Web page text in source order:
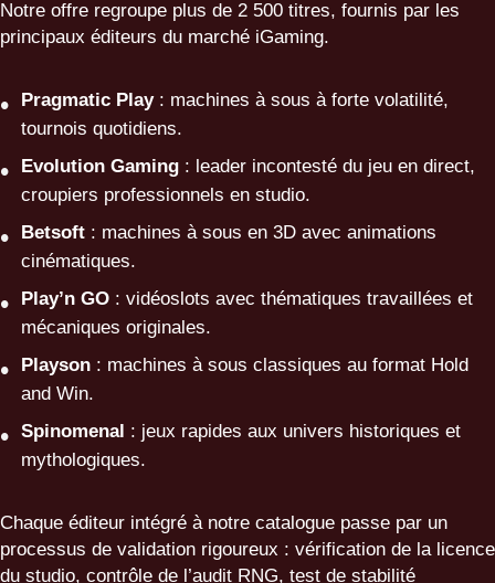
Notre offre regroupe plus de 2 500 titres, fournis par les
principaux éditeurs du marché iGaming.
Pragmatic Play : machines à sous à forte volatilité,
tournois quotidiens.
Evolution Gaming : leader incontesté du jeu en direct,
croupiers professionnels en studio.
Betsoft : machines à sous en 3D avec animations
cinématiques.
Play’n GO : vidéoslots avec thématiques travaillées et
mécaniques originales.
Playson : machines à sous classiques au format Hold
and Win.
Spinomenal : jeux rapides aux univers historiques et
mythologiques.
Chaque éditeur intégré à notre catalogue passe par un
processus de validation rigoureux : vérification de la licence
du studio, contrôle de l’audit RNG, test de stabilité